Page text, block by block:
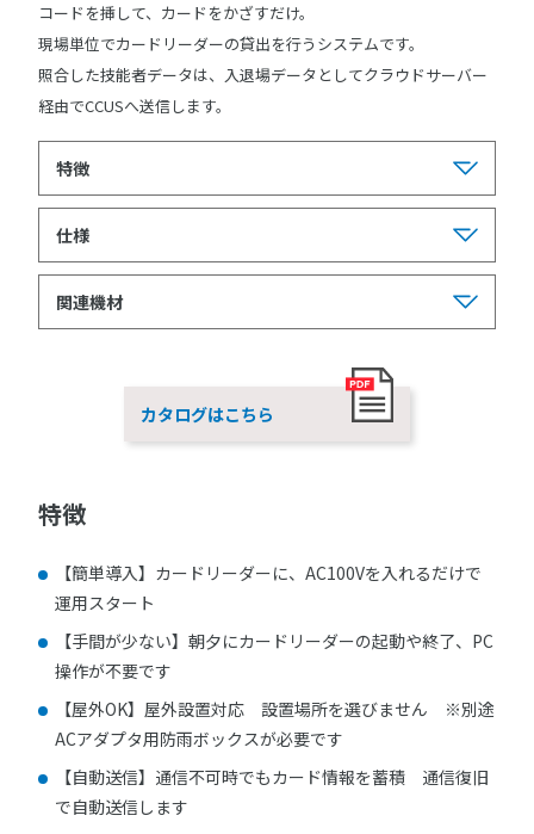
コードを挿して、カードをかざすだけ。
現場単位でカードリーダーの貸出を行うシステムです。
照合した技能者データは、入退場データとしてクラウドサーバー
経由でCCUSへ送信します。
特徴
仕様
関連機材
カタログはこちら
特徴
【簡単導入】カードリーダーに、AC100Vを入れるだけで
運用スタート
【手間が少ない】朝夕にカードリーダーの起動や終了、PC
操作が不要です
【屋外OK】屋外設置対応 設置場所を選びません ※別途
ACアダプタ用防雨ボックスが必要です
【自動送信】通信不可時でもカード情報を蓄積 通信復旧
で自動送信します